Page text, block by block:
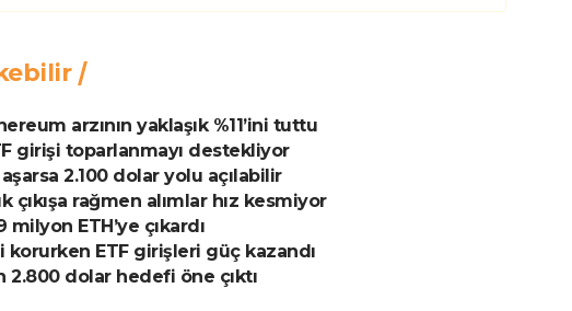
arzının yaklaşık %11’ini tuttu
girişi toparlanmayı destekliyor
2.100 dolar yolu açılabilir
çıkışa rağmen alımlar hız kesmiyor
milyon ETH’ye çıkardı
ETF girişleri güç kazandı
dolar hedefi öne çıktı